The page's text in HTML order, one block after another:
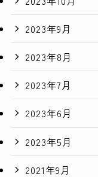
2023年9月
2023年8月
2023年7月
2023年6月
2023年5月
2021年9月